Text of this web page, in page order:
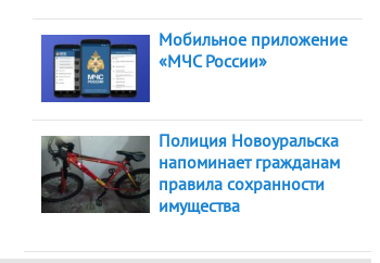
Мобильное приложение
«МЧС России»
Полиция Новоуральска
напоминает гражданам
правила сохранности
имущества